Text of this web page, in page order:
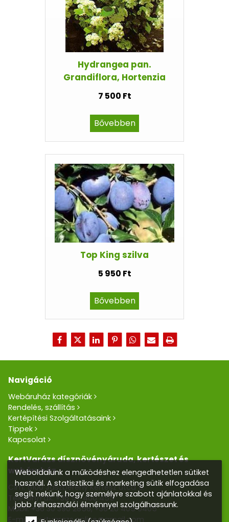
Hydrangea pan.
Grandiflora, Hortenzia
7 500 Ft
Bővebben
Top King szilva
5 950 Ft
Bővebben
Navigáció
Webáruház kategóriák
Rendelés, szállítás
Kertépítési Szolgáltatásaink
Tippek
Kapcsolat
KertVarázs dísznövényáruda, kertészet és
webáruház
Cím: 5100 Jászberény Kertész utca 5.
Telefon/Fax: +36 57 400 455
Mobil:+36 30 390 2856,+36 20 405 0405
E-mail:kertvarazs.online@gmail.com
Weboldalunk a működéshez elengedhetetlen sütiket
használ. A statisztikai és marketing sütik elfogadása
segít nekünk, hogy személyre szabott ajánlatokkal és
jobb felhasználói élménnyel szolgálhassunk.